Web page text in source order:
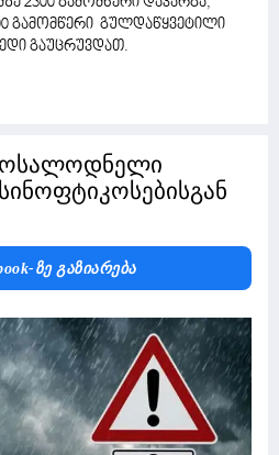
გამომწერი გულდაწყვეტილი
გაუცრუვდათ.
Ზე Გაზიარება